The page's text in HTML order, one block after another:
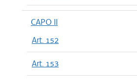
CAPO II
Art. 152
Art. 153